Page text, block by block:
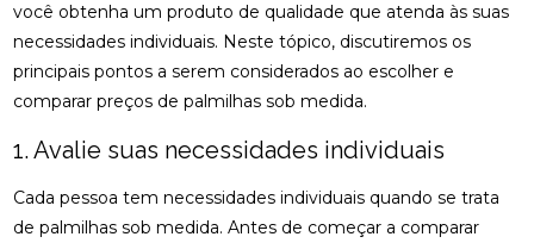
você obtenha um produto de qualidade que atenda às suas
necessidades individuais. Neste tópico, discutiremos os
principais pontos a serem considerados ao escolher e
comparar preços de palmilhas sob medida.
1. Avalie suas necessidades individuais
Cada pessoa tem necessidades individuais quando se trata
de palmilhas sob medida. Antes de começar a comparar
COMO MELHORAR O ATENDIMENTO DA SUA
COMO MONTAR SUA CLÍNICA?
CONSULTA COM ACUPUNTURISTA: O QUE ESPERAR
DESCUBRA A ACUPUNTURA RJ: BENEFÍCIOS E
PRÁTICAS